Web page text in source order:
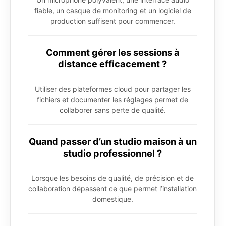
fiable, un casque de monitoring et un logiciel de
production suffisent pour commencer.
Comment gérer les sessions à
distance efficacement ?
Utiliser des plateformes cloud pour partager les
fichiers et documenter les réglages permet de
collaborer sans perte de qualité.
Quand passer d’un studio maison à un
studio professionnel ?
Lorsque les besoins de qualité, de précision et de
collaboration dépassent ce que permet l’installation
domestique.